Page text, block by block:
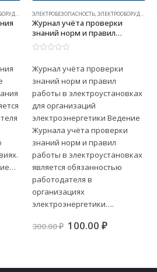
ЭЛЕКТРОБЕЗОПАСНОСТЬ, ЭЛЕКТРООБОРУДОВАНИЕ ЭЛЕКТРОБЕЗОПАСНОСТЬ, ЭЛЕКТРООБОРУДОВАНИЕ
Журнал учёта проверки
знаний норм и правил
работы в электроустановках
для организаций
Журнал учёта проверки
знаний норм и правил
работы в электроустановках
для организаций
электроэнергетики Ведение
Журнала учёта проверки
знаний норм и правил
работы в электроустановках
является обязанностью
работодателя в
организациях
электроэнергетики….
300.00₽ Первоначальная
100.00 ₽Текущая